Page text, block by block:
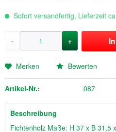
Sofort versandfertig, Lieferzeit
- +
Merken Bewerten
Artikel-Nr.: 087
Beschreibung
Fichtenholz Maße: H 37 x B 31,5